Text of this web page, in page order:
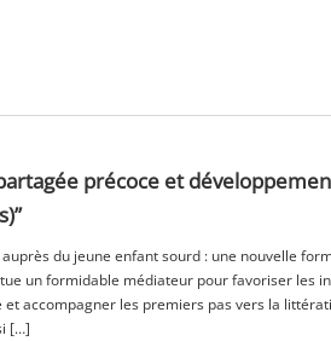
précoce et
du jeune enfant sourd : une nouvelle
un formidable médiateur pour favoriser les
accompagner les premiers pas vers la
[…]